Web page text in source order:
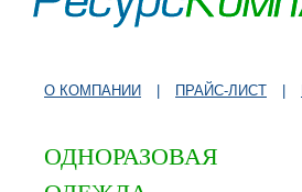
О КОМПАНИИ ПРАЙС-ЛИСТ
ОДНОРАЗОВАЯ